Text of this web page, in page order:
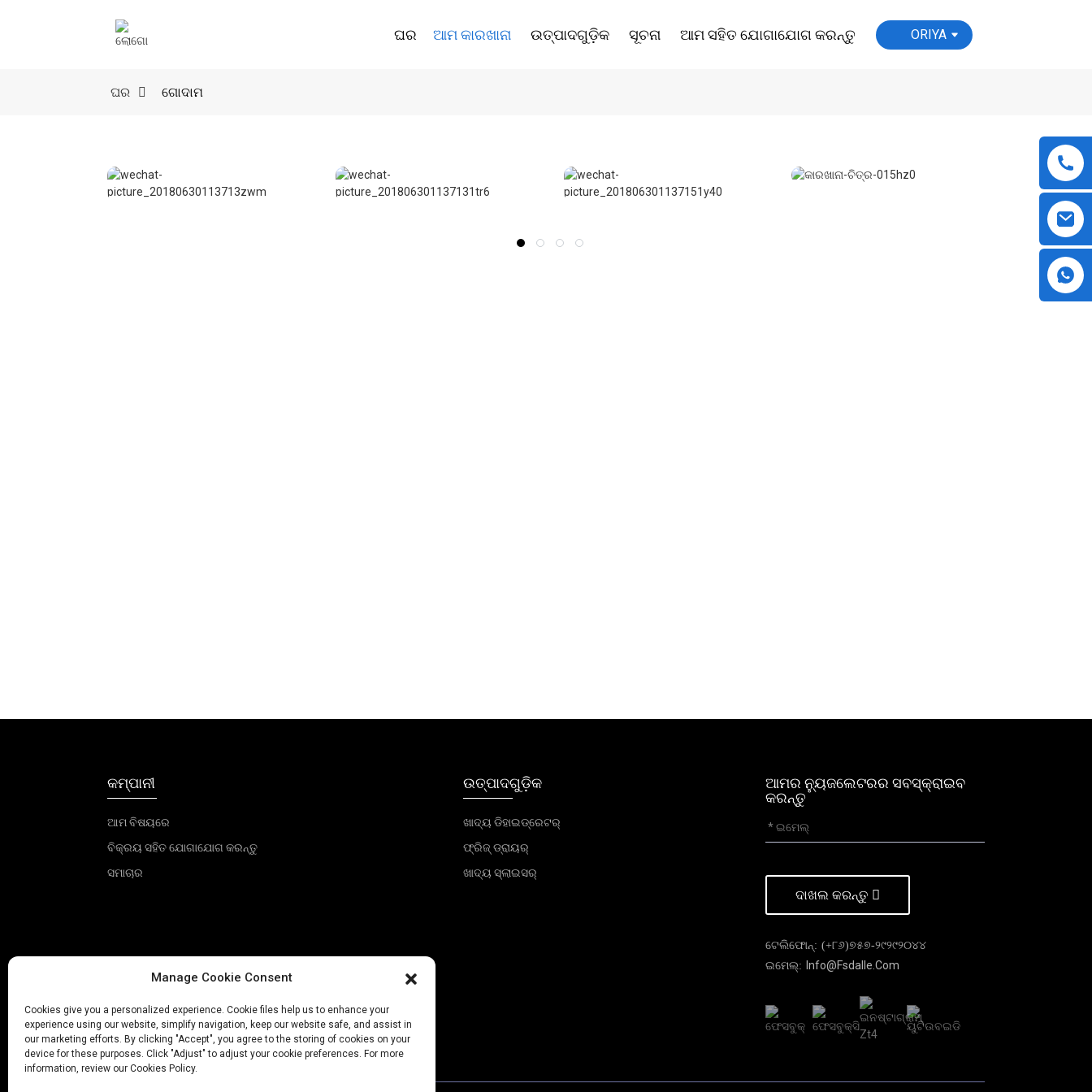
ଘର ଆମ କାରଖାନା ଉତ୍ପାଦଗୁଡ଼ିକ ସୂଚନା ଆମ ସହିତ ଯୋଗାଯୋଗ କରନ୍ତୁ ORIYA
ଘର ଗୋଦାମ
କମ୍ପାନୀ
ଆମ ବିଷୟରେ
ବିକ୍ରୟ ସହିତ ଯୋଗାଯୋଗ କରନ୍ତୁ
ସମାଚାର
ଉତ୍ପାଦଗୁଡ଼ିକ
ଖାଦ୍ୟ ଡିହାଇଡ୍ରେଟର୍
ଫ୍ରିଜ୍ ଡ୍ରାୟର୍
ଖାଦ୍ୟ ସ୍ଲାଇସର୍
ଆମର ନ୍ୟୁଜଲେଟରର ସବସ୍କ୍ରାଇବ
କରନ୍ତୁ
ଦାଖଲ କରନ୍ତୁ
ଟେଲିଫୋନ୍: (+୮୬)୭୫୭-୨୯୨୯୨୦୪୪
ଇମେଲ୍: Info@fsdalle.com
Manage Cookie Consent
Cookies give you a personalized experience. Cookie files help us to enhance your
experience using our website, simplify navigation, keep our website safe, and assist in
our marketing efforts. By clicking "Accept", you agree to the storing of cookies on your
device for these purposes. Click "Adjust" to adjust your cookie preferences. For more
information, review our Cookies Policy.